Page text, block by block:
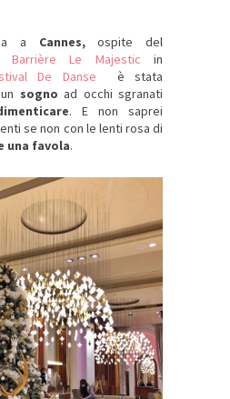
a Cannes,ospite del
Barrière Le Majesticin
De Danse
è stata
sogno ad occhi sgranati
. E non saprei
se non con le lenti rosa di
una favola.